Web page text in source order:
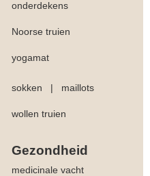
onderdekens
Noorse truien
yogamat
sokken | maillots
wollen truien
Gezondheid
medicinale vacht